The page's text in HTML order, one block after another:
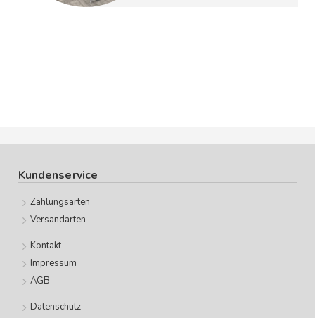
Kundenservice
Zahlungsarten
Versandarten
Kontakt
Impressum
AGB
Datenschutz